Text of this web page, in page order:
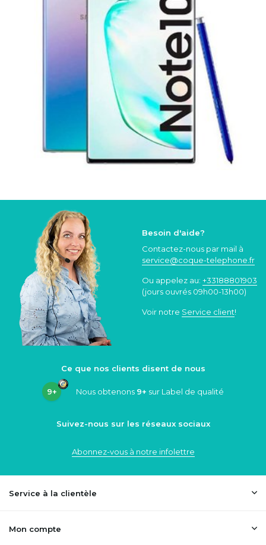
Besoin d'aide?
Contactez-nous par mail à
service@coque-telephone.fr
Ou appelez au: +33188801903
(jours ouvrés 09h00-13h00)
Voir notre Service client!
Ce que nos clients disent de nous
9+ Nous obtenons 9+ sur Label de qualité
Suivez-nous sur les réseaux sociaux
Abonnez-vous à notre infolettre
Service à la clientèle
Mon compte